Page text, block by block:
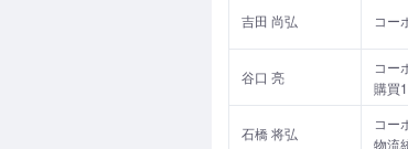
吉田 尚弘 コー
谷口 亮
コー
購買
石橋 将弘
コー
物流